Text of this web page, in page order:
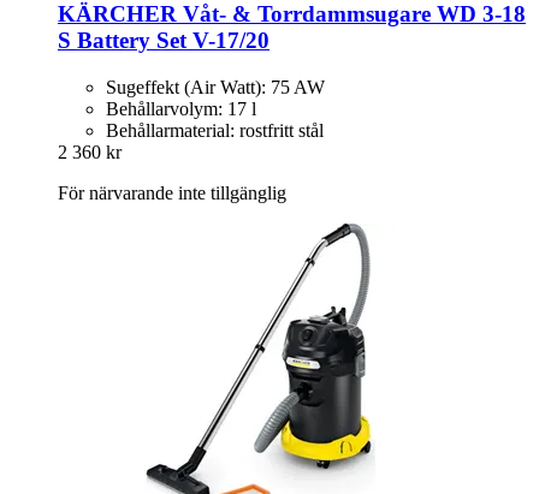
KÄRCHER Våt-​ & Torrdammsugare WD 3-​18
S Battery Set V-​17/20
Sugeffekt (Air Watt): 75 AW
Behållarvolym: 17 l
Behållarmaterial: rostfritt stål
2 360 kr
För närvarande inte tillgänglig